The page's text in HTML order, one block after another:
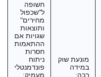
מונעת שוק
במידה
רבה;
חשופה
ל"שכפול
מחירים"
ותוצאות
שגויות אם
ההתאמות
חסרות
ניתוח
פונדמנטלי
מעמיק;